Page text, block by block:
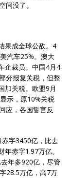
间没了。
果成全球公敌。4
汽车25%。澳大
企裁员。中国4月4
分报复关税，但整
加关税。欧盟9月
示，原10%关税
应，各国誓言反
字3450亿，比去
赤字1.97万亿。
年多920亿，尽管
28.5万亿，高7万